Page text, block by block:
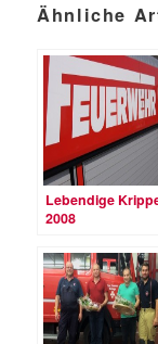
Ähnliche
Lebendige
2008